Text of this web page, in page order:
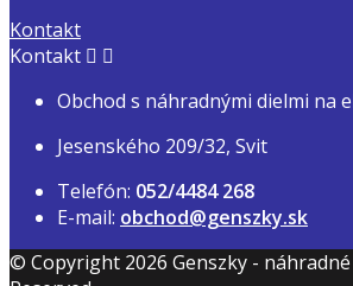
Kontakt
Kontakt  
Obchod s náhradnými dielmi na
Jesenského 209/32, Svit
Telefón: 052/4484 268
E-mail: obchod@genszky.sk
© Copyright 2026 Genszky - náhradné